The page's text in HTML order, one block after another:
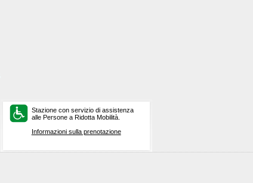
Stazione con servizio di assistenza
alle Persone a Ridotta Mobilità.
Informazioni sulla prenotazione